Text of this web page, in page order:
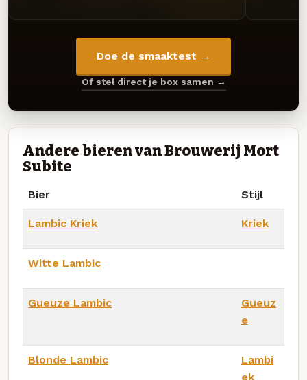
Doe de smaaktest →
Of stel direct je box samen →
Andere bieren van Brouwerij Mort
Subite
Bier Stijl
Lambic Kriek Kriek
Witte Lambic
Gueuze Lambic
Gueuz
e
Blonde Lambic
Lambi
ek